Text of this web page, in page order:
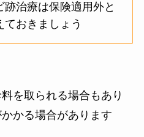
跡治療は保険適用外と
ておきましょう
を取られる場合もあり
かる場合があります